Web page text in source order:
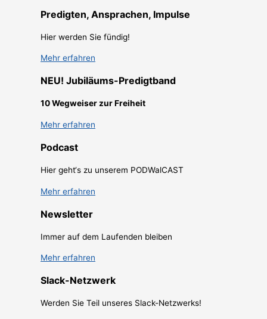
Predigten, Ansprachen, Impulse
Hier werden Sie fündig!
Mehr erfahren
NEU! Jubiläums-Predigtband
10 Wegweiser zur Freiheit
Mehr erfahren
Podcast
Hier geht‘s zu unserem PODWalCAST
Mehr erfahren
Newsletter
Immer auf dem Laufenden bleiben
Mehr erfahren
Slack-Netzwerk
Werden Sie Teil unseres Slack-Netzwerks!